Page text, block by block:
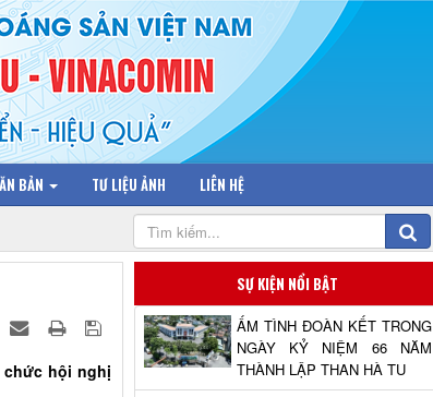
BẢN TƯ LIỆU ẢNH LIÊN HỆ
chức hội nghị
SỰ KIỆN NỔI BẬT
ẤM TÌNH ĐOÀN KẾT TRONG
NGÀY KỶ NIỆM 66 NĂM
THÀNH LẬP THAN HÀ TU